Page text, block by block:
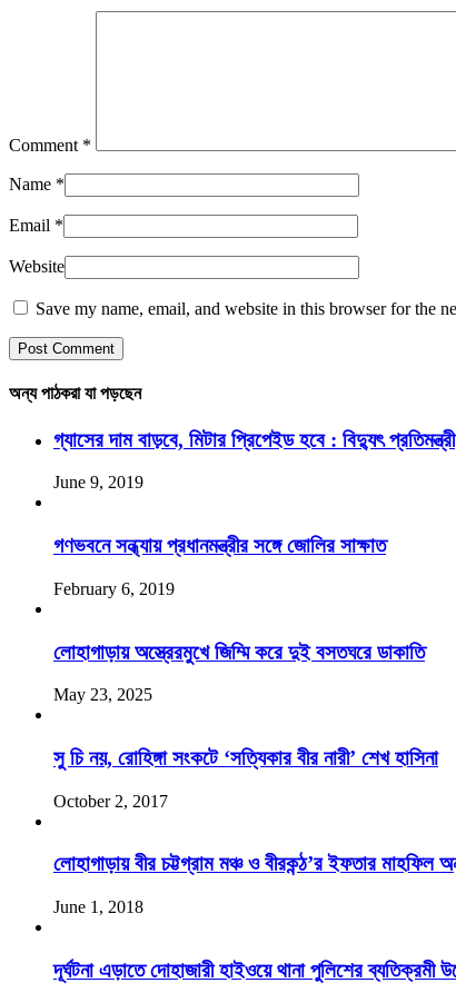
Comment *
Name *
Email *
Website
Save my name, email, and website in this browser for the
অন্য পাঠকরা যা পড়ছেন
গ্যাসের দাম বাড়বে, মিটার প্রিপেইড হবে : বিদ্যুৎ প্রতিমন্ত্রী
June 9, 2019
গণভবনে সন্ধ্যায় প্রধানমন্ত্রীর সঙ্গে জোলির সাক্ষাত
February 6, 2019
লোহাগাড়ায় অস্ত্রেরমুখে জিম্মি করে দুই বসতঘরে ডাকাতি
May 23, 2025
সু চি নয়, রোহিঙ্গা সংকটে ‘সত্যিকার বীর নারী’ শেখ হাসিনা
October 2, 2017
লোহাগাড়ায় বীর চট্টগ্রাম মঞ্চ ও বীরকন্ঠ’র ইফতার মাহফিল
June 1, 2018
দূর্ঘটনা এড়াতে দোহাজারী হাইওয়ে থানা পুলিশের ব্যতিক্রমী